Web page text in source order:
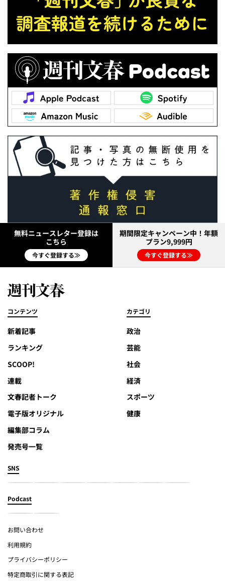
無料ニュースレター登録は
こちら
今すぐ登録する≫
期間限定キャンペーン中！年額
プラン9,999円
今すぐ登録する≫
コンテンツ
新着記事
ランキング
SCOOP!
連載
文春記者トーク
電子版オリジナル
編集部コラム
発売号一覧
カテゴリ
政治
芸能
社会
経済
スポーツ
健康
SNS
Podcast
お問い合わせ
利用規約
プライバシーポリシー
特定商取引に関する表記